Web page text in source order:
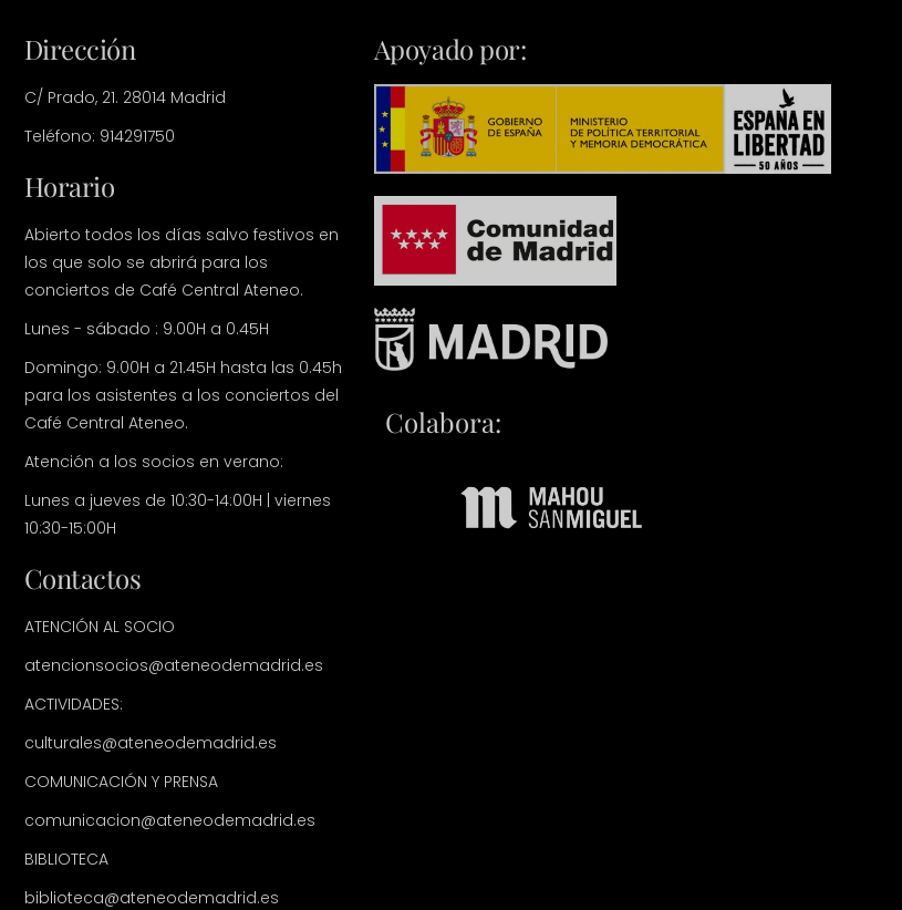
Dirección
C/ Prado, 21. 28014 Madrid
Teléfono: 914291750
Horario
Abierto todos los días salvo festivos en
los que solo se abrirá para los
conciertos de Café Central Ateneo.
Lunes - sábado : 9.00H a 0.45H
Domingo: 9.00H a 21.45H hasta las 0.45h
para los asistentes a los conciertos del
Café Central Ateneo.
Atención a los socios en verano:
Lunes a jueves de 10:30-14:00H | viernes
10:30-15:00H
Contactos
ATENCIÓN AL SOCIO
atencionsocios@ateneodemadrid.es
ACTIVIDADES:
culturales@ateneodemadrid.es
COMUNICACIÓN Y PRENSA
comunicacion@ateneodemadrid.es
BIBLIOTECA
biblioteca@ateneodemadrid.es
Apoyado por:
Colabora: